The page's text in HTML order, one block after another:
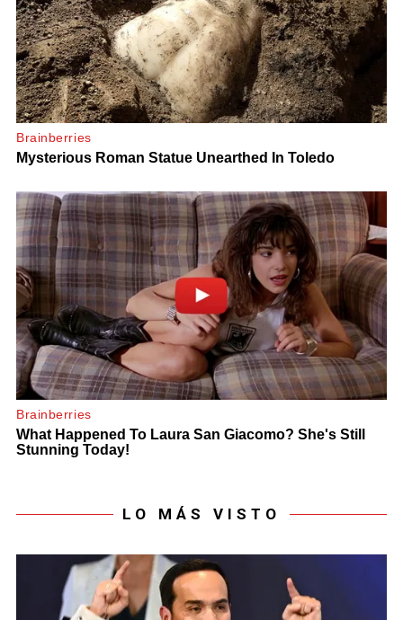
LO MÁS VISTO